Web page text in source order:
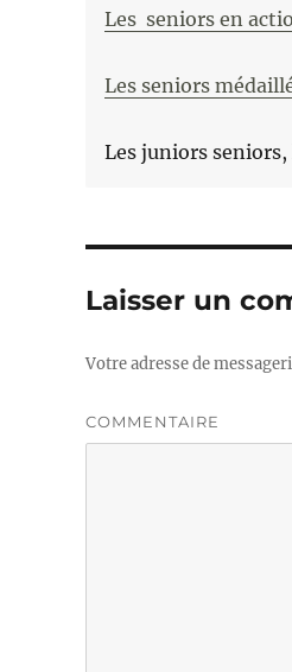
Les seniors en
Les seniors
Les juniors
Laisser un
Votre adresse de
COMMENTAIRE